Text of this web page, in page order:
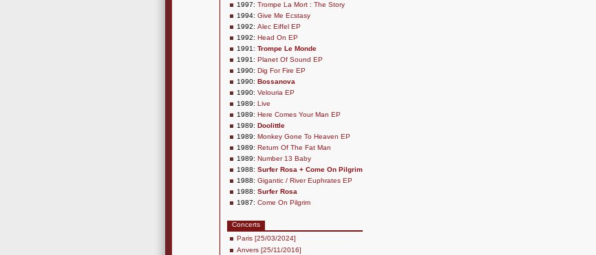
1997: Trompe La Mort : The Story
1994: Give Me Ecstasy
1992: Alec Eiffel EP
1992: Head On EP
1991: Trompe Le Monde
1991: Planet Of Sound EP
1990: Dig For Fire EP
1990: Bossanova
1990: Velouria EP
1989: Live
1989: Here Comes Your Man EP
1989: Doolittle
1989: Monkey Gone To Heaven EP
1989: Return Of The Fat Man
1989: Number 13 Baby
1988: Surfer Rosa + Come On Pilgrim
1988: Gigantic / River Euphrates EP
1988: Surfer Rosa
1987: Come On Pilgrim
Concerts
Paris [25/03/2024]
Anvers [25/11/2016]